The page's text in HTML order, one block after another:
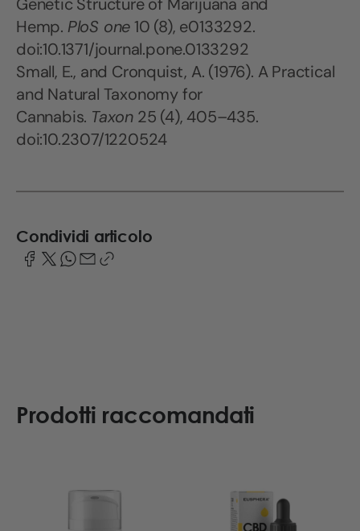
Hemp. PloS one 10 (8), e0133292.
doi:10.1371/journal.pone.0133292
Small, E., and Cronquist, A. (1976). A Practical
and Natural Taxonomy for
Cannabis. Taxon 25 (4), 405–435.
doi:10.2307/1220524
Condividi articolo
Prodotti raccomandati